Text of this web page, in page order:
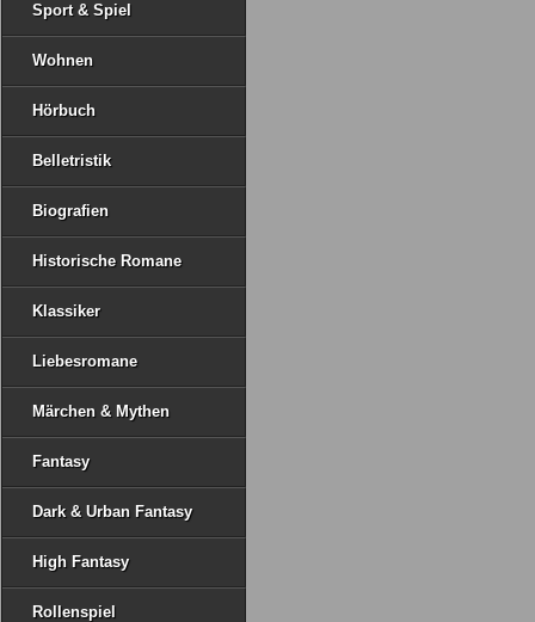
Sport & Spiel
Wohnen
Hörbuch
Belletristik
Biografien
Historische Romane
Klassiker
Liebesromane
Märchen & Mythen
Fantasy
Dark & Urban Fantasy
High Fantasy
Rollenspiel